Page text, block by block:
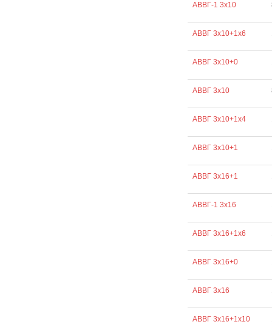
АВВГ-1 3х10
АВВГ 3х10+1х6
АВВГ 3х10+0
АВВГ 3х10
АВВГ 3х10+1х4
АВВГ 3х10+1
АВВГ 3х16+1
АВВГ-1 3х16
АВВГ 3х16+1х6
АВВГ 3х16+0
АВВГ 3х16
АВВГ 3х16+1х10